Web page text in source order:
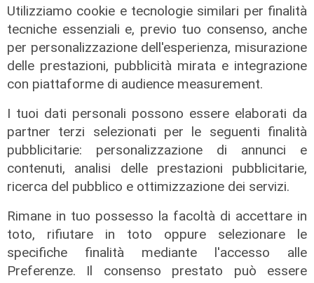
Utilizziamo cookie e tecnologie similari per finalità
tecniche essenziali e, previo tuo consenso, anche
per personalizzazione dell'esperienza, misurazione
delle prestazioni, pubblicità mirata e integrazione
con piattaforme di audience measurement.
I tuoi dati personali possono essere elaborati da
partner terzi selezionati per le seguenti finalità
pubblicitarie: personalizzazione di annunci e
contenuti, analisi delle prestazioni pubblicitarie,
ricerca del pubblico e ottimizzazione dei servizi.
Rimane in tuo possesso la facoltà di accettare in
toto, rifiutare in toto oppure selezionare le
specifiche finalità mediante l'accesso alle
Preferenze. Il consenso prestato può essere
Il dato
Boom dell'export
ligure: cresce il
doppio rispetto
alla media
nazionale
09/02/2026
Prestigio
Dal Sassello al
tetto del mondo.
La distilleria "Il
Signor Camillo" si
impone al "World
Whiskies Awards"
06/02/2026